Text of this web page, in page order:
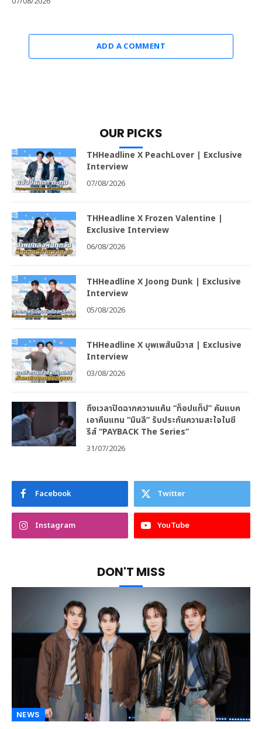
ADD A COMMENT
OUR PICKS
THHeadline X PeachLover | Exclusive
Interview
07/08/2026
THHeadline X Frozen Valentine |
Exclusive Interview
06/08/2026
THHeadline X Joong Dunk | Exclusive
Interview
05/08/2026
THHeadline X บุพเพสันนิวาส | Exclusive
Interview
03/08/2026
ถึงเวลาปิดฉากความแค้น “ท็อปแท็ป” คัมแบค
เอาคืนแทน “มินลี” รับประกันความสะใจในซี
รีส์ “PAYBACK The Series”
31/07/2026
Facebook Twitter
Instagram YouTube
DON'T MISS
NEWS